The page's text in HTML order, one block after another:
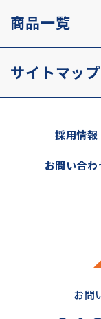
商品一覧
サイトマップ
採用情報
お問い合わ
お問